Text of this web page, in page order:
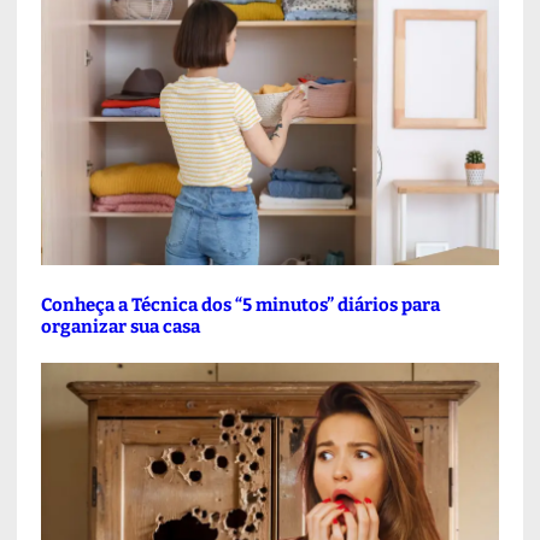
Conheça a Técnica dos “5 minutos” diários para
organizar sua casa